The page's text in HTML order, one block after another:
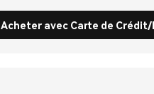
Acheter avec Carte de